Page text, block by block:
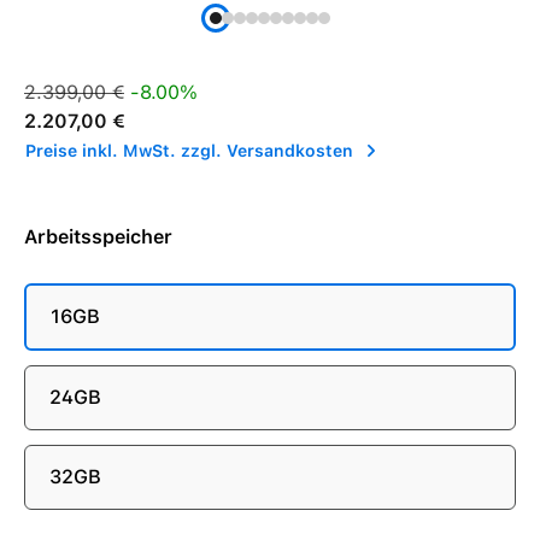
Verkaufspreis:
Regulärer Preis:
2.399,00 € -8.00%
2.207,00 €
Preise inkl. MwSt. zzgl. Versandkosten
Arbeitsspeicher
16GB
24GB
32GB